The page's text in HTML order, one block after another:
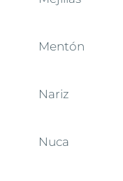
Mentón
Nariz
Nuca